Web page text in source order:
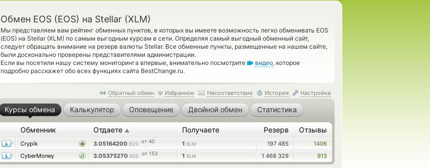
Обмен EOS (EOS) на Stellar (XLM)
Мы представляем вам рейтинг обменных пунктов, в которых вы имеете возможность легко обменивать EOS
(EOS) на Stellar (XLM) по самым выгодным курсам в сети. Определяя самый выгодный обменный сайт,
следует обращать внимание на резерв валюты Stellar. Все обменные пункты, размещенные на нашем сайте,
были досконально проверены представителями администрации.
Если вы посетили нашу систему мониторинга впервые, внимательно посмотрите
видео, которое
подробно расскажет обо всех функциях сайта BestChange.ru.
Обратный обмен Избранное Несоответствие История Настройка
Курсы обмена Калькулятор Оповещение Двойной обмен Статистика
Обменник Отдаете ▲ Получаете Резерв Отзывы
Crypik 3.05164200 EOS от 40 1 XLM 197 485
1406
CyberMoney
3.05375270 EOS от 153 1 XLM 1 468 329 913